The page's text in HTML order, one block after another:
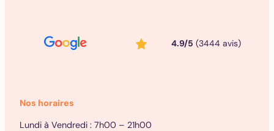
4.9/5 (3444 avis)
Nos horaires
Lundi à Vendredi : 7h00 – 21h00